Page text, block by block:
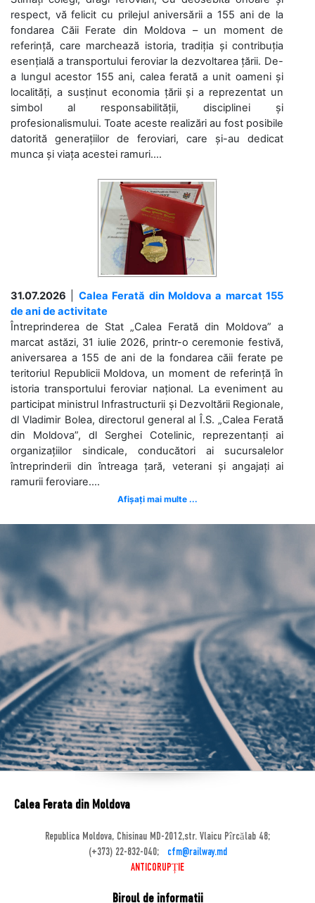
respect, vă felicit cu prilejul aniversării a 155 ani de la
fondarea Căii Ferate din Moldova – un moment de
referință, care marchează istoria, tradiția și contribuția
esențială a transportului feroviar la dezvoltarea țării. De-
a lungul acestor 155 ani, calea ferată a unit oameni și
localități, a susținut economia țării și a reprezentat un
simbol al responsabilității, disciplinei și
profesionalismului. Toate aceste realizări au fost posibile
datorită generațiilor de feroviari, care și-au dedicat
munca și viața acestei ramuri....
31.07.2026
Calea Ferată din Moldova a marcat 155
de ani de activitate
Întreprinderea de Stat „Calea Ferată din Moldova” a
marcat astăzi, 31 iulie 2026, printr-o ceremonie festivă,
aniversarea a 155 de ani de la fondarea căii ferate pe
teritoriul Republicii Moldova, un moment de referință în
istoria transportului feroviar național. La eveniment au
participat ministrul Infrastructurii și Dezvoltării Regionale,
dl Vladimir Bolea, directorul general al Î.S. „Calea Ferată
din Moldova”, dl Serghei Cotelinic, reprezentanți ai
organizațiilor sindicale, conducători ai sucursalelor
întreprinderii din întreaga țară, veterani și angajați ai
ramurii feroviare....
Afișați mai multe ...
Calea Ferata din Moldova
Republica Moldova, Chisinau MD-2012,str. Vlaicu Pîrcălab 48;
(+373) 22-832-040;
cfm@railway.md
ANTICORUPȚIE
Biroul de informatii